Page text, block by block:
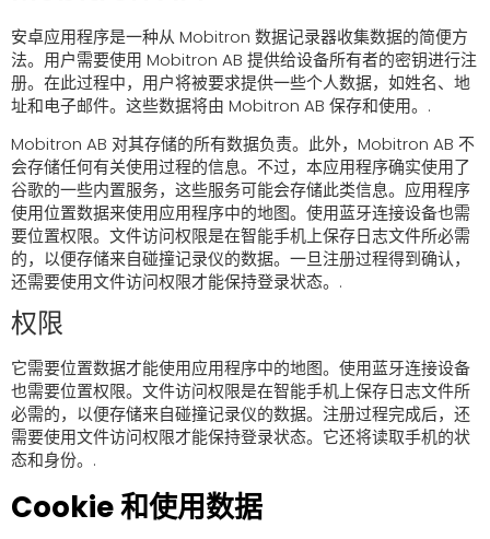
安卓应用程序是一种从 Mobitron 数据记录器收集数据的简便方
法。用户需要使用 Mobitron AB 提供给设备所有者的密钥进行注
册。在此过程中，用户将被要求提供一些个人数据，如姓名、地
址和电子邮件。这些数据将由 Mobitron AB 保存和使用。.
Mobitron AB 对其存储的所有数据负责。此外，Mobitron AB 不
会存储任何有关使用过程的信息。不过，本应用程序确实使用了
谷歌的一些内置服务，这些服务可能会存储此类信息。应用程序
使用位置数据来使用应用程序中的地图。使用蓝牙连接设备也需
要位置权限。文件访问权限是在智能手机上保存日志文件所必需
的，以便存储来自碰撞记录仪的数据。一旦注册过程得到确认，
还需要使用文件访问权限才能保持登录状态。.
权限
它需要位置数据才能使用应用程序中的地图。使用蓝牙连接设备
也需要位置权限。文件访问权限是在智能手机上保存日志文件所
必需的，以便存储来自碰撞记录仪的数据。注册过程完成后，还
需要使用文件访问权限才能保持登录状态。它还将读取手机的状
态和身份。.
Cookie 和使用数据